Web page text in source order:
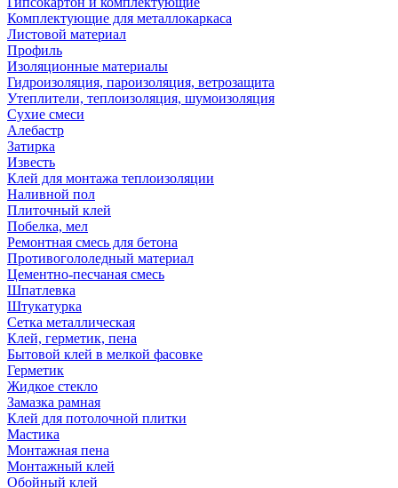
Комплектующие для металлокаркаса
Листовой материал
Профиль
Изоляционные материалы
Гидроизоляция, пароизоляция, ветрозащита
Утеплители, теплоизоляция, шумоизоляция
Сухие смеси
Алебастр
Затирка
Известь
Клей для монтажа теплоизоляции
Наливной пол
Плиточный клей
Побелка, мел
Ремонтная смесь для бетона
Противогололедный материал
Цементно-песчаная смесь
Шпатлевка
Штукатурка
Сетка металлическая
Клей, герметик, пена
Бытовой клей в мелкой фасовке
Герметик
Жидкое стекло
Замазка рамная
Клей для потолочной плитки
Мастика
Монтажная пена
Монтажный клей
Обойный клей